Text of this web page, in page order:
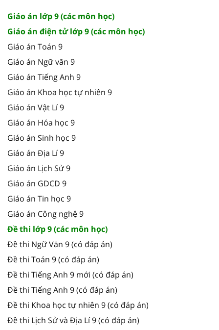
Giáo án lớp 9 (các môn học)
Giáo án điện tử lớp 9 (các môn học)
Giáo án Toán 9
Giáo án Ngữ văn 9
Giáo án Tiếng Anh 9
Giáo án Khoa học tự nhiên 9
Giáo án Vật Lí 9
Giáo án Hóa học 9
Giáo án Sinh học 9
Giáo án Địa Lí 9
Giáo án Lịch Sử 9
Giáo án GDCD 9
Giáo án Tin học 9
Giáo án Công nghệ 9
Đề thi lớp 9 (các môn học)
Đề thi Ngữ Văn 9 (có đáp án)
Đề thi Toán 9 (có đáp án)
Đề thi Tiếng Anh 9 mới (có đáp án)
Đề thi Tiếng Anh 9 (có đáp án)
Đề thi Khoa học tự nhiên 9 (có đáp án)
Đề thi Lịch Sử và Địa Lí 9 (có đáp án)